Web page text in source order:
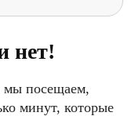
нет!
мы посещаем,
минут, которые